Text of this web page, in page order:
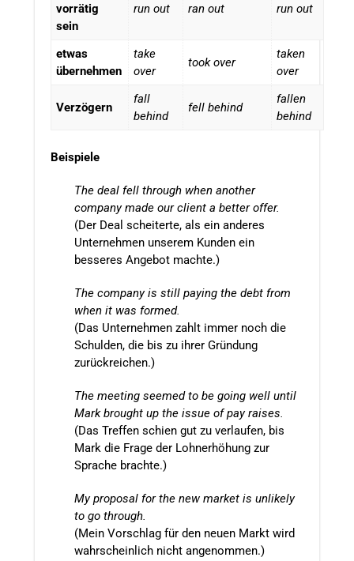
vorrätig
sein
run out ran out run out
etwas
übernehmen
take
over
took over
taken
over
Verzögern
fall
behind
fell behind
fallen
behind
Beispiele
The deal fell through when another
company made our client a better offer.
(Der Deal scheiterte, als ein anderes
Unternehmen unserem Kunden ein
besseres Angebot machte.)
The company is still paying the debt from
when it was formed.
(Das Unternehmen zahlt immer noch die
Schulden, die bis zu ihrer Gründung
zurückreichen.)
The meeting seemed to be going well until
Mark brought up the issue of pay raises.
(Das Treffen schien gut zu verlaufen, bis
Mark die Frage der Lohnerhöhung zur
Sprache brachte.)
My proposal for the new market is unlikely
to go through.
(Mein Vorschlag für den neuen Markt wird
wahrscheinlich nicht angenommen.)